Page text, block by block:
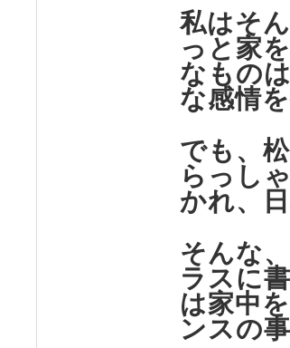
私はそ
っと家
なもの
な感情
でも、
らっし
かれ、
そんな
ラスに
は家中
ンスの